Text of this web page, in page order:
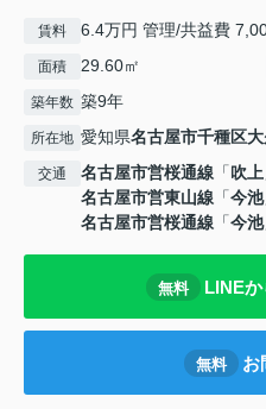
賃料 6.4万円 管理/共益費
面積 29.60㎡
築年数 築9年
所在地 愛知県名古屋市千種区
交通 名古屋市営桜通線 「吹上
名古屋市営東山線 「今池
名古屋市営桜通線 「今池
無料 LINE
無料 お